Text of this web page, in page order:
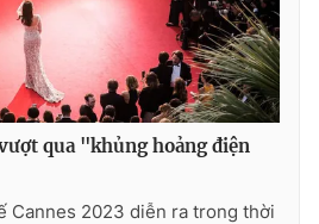
qua "khủng hoảng điện
Cannes 2023 diễn ra trong thời